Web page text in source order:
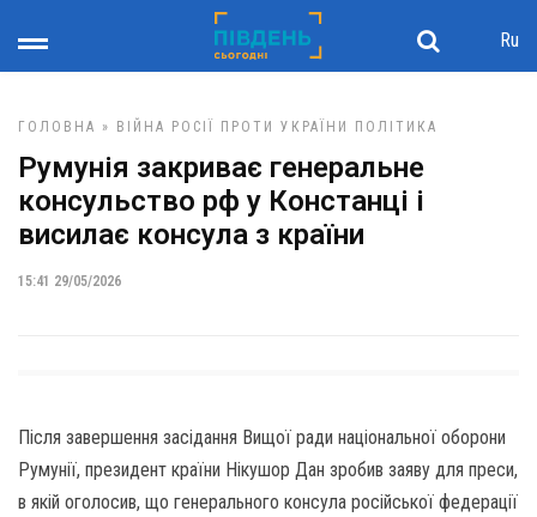
Ru
ГОЛОВНА » ВІЙНА РОСІЇ ПРОТИ УКРАЇНИ ПОЛІТИКА
Румунія закриває генеральне
консульство рф у Констанці і
висилає консула з країни
15:41 29/05/2026
Після завершення засідання Вищої ради національної оборони
Румунії, президент країни Нікушор Дан зробив заяву для преси,
в якій оголосив, що генерального консула російської федерації